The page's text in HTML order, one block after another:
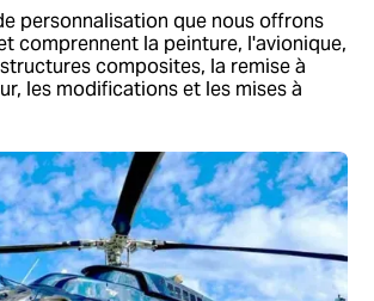
personnalisation que nous offrons
comprennent la peinture, l'avionique,
composites, la remise à
les modifications et les mises à